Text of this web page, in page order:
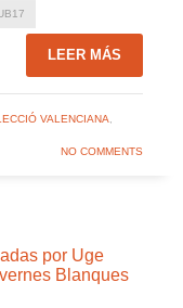
LEER MÁS
VALENCIANA
NO COMMENTS
por Uge
Blanques